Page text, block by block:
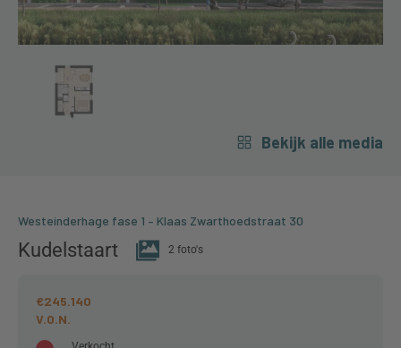
Bekijk alle media
Westeinderhage fase 1 – Klaas Zwarthoedstraat 30
Kudelstaart 2 foto's
€245.140